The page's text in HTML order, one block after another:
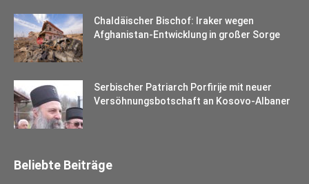
Chaldäischer Bischof: Iraker wegen
Afghanistan-Entwicklung in großer Sorge
Serbischer Patriarch Porfirije mit neuer
Versöhnungsbotschaft an Kosovo-Albaner
Beliebte Beiträge